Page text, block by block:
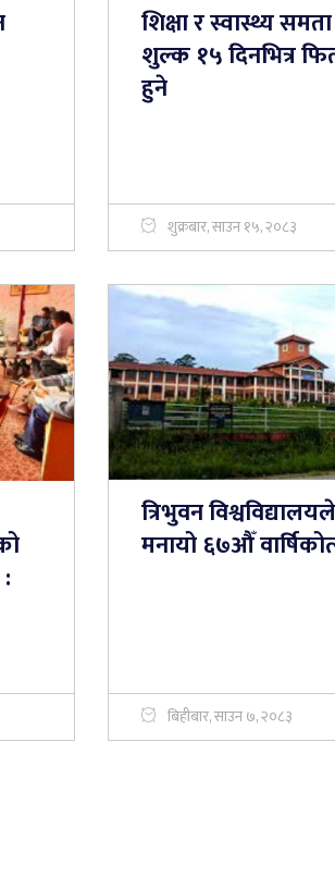
शिक्षा र स्वास्थ्य समता
शुल्क १५ दिनभित्र
हुने
शुक्रबार, साउन १५, २०८३
त्रिभुवन विश्वविद्यालयले
मनायो ६७औँ
बिहीबार, साउन ७, २०८३